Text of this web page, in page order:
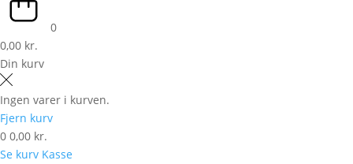
0
0,00 kr.
Din kurv
Ingen varer i kurven.
Fjern kurv
0 0,00 kr.
Se kurv Kasse